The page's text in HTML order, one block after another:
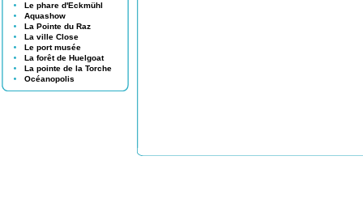
Le phare d'Eckmühl
Aquashow
La Pointe du Raz
La ville Close
Le port musée
La forêt de Huelgoat
La pointe de la Torche
Océanopolis